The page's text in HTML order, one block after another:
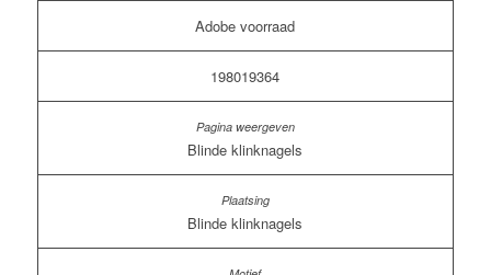
Adobe voorraad
198019364
Blinde klinknagels
Blinde klinknagels